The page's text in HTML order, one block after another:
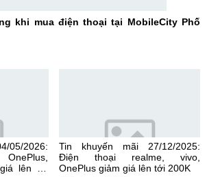
khi mua điện thoại tại MobileCity Phố
05/2026:
lên tới
Tin khuyến mãi 27/12/2025:
Điện thoại realme, vivo,
OnePlus giảm giá lên tới 200K